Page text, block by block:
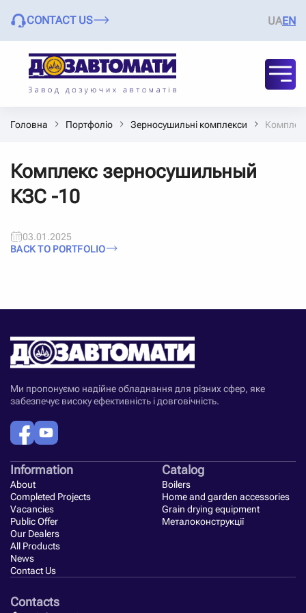
CONTACT US UAEN
Головна Портфоліо Зерносушильні комплекси
Комплекс зерносушильный
КЗС -10
03.01.2025
BACK TO PORTFOLIO
Ми пропонуємо надійне обладнання для різних сфер, яке
забезпечує високу ефективність і довговічність.
Information
About
Completed Projects
Vacancies
Public Offer
Our Dealers
All Products
News
Contact Us
Catalog
Boilers
Home and garden accessories
Grain drying equipment
Металоконструкції
Contacts